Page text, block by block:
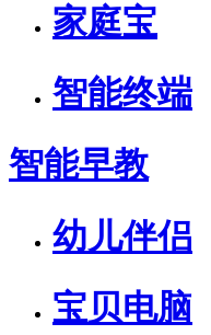
家庭宝
智能终端
智能早教
幼儿伴侣
宝贝电脑